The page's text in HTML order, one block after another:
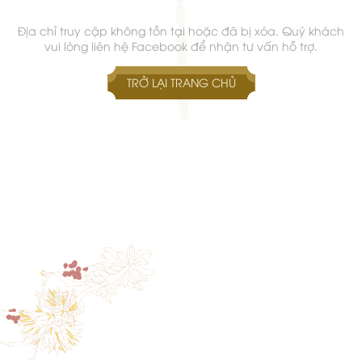
Địa chỉ truy cập không tồn tại hoặc đã bị xóa. Quý khách
vui lòng liên hệ Facebook để nhận tư vấn hỗ trợ.
TRỞ LẠI TRANG CHỦ